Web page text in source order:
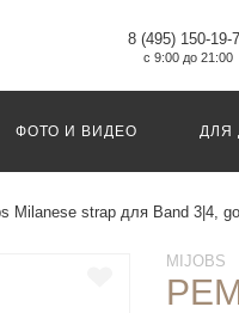
8 (495) 150-19-
с 9:00 до 21:00
ФОТО И ВИДЕО ДЛЯ
Milanese strap для Band 3|4,
MIJOBS